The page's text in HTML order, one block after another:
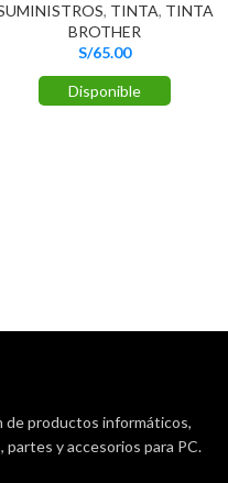
, TINTA, TINTA
BROTHER
S/65.00
Disponible
de productos informáticos,
partes y accesorios para PC.